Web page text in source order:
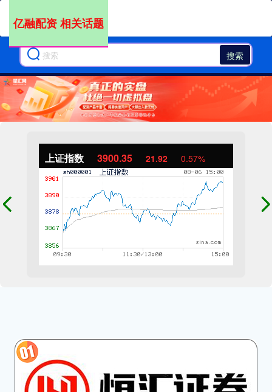
搜索
上证指数 3900.35 21.92 0.57%
亿融配资 相关话题